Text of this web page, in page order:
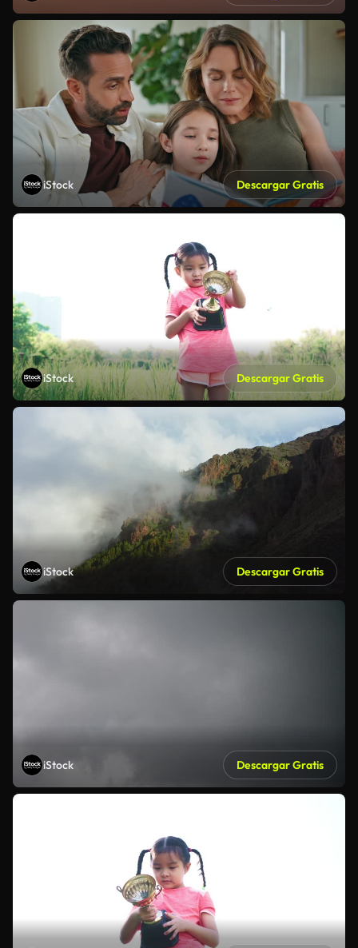
iStock Descargar Gratis
iStock Descargar Gratis
iStock Descargar Gratis
iStock Descargar Gratis